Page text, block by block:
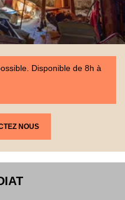
Disponible de 8h à
NOUS